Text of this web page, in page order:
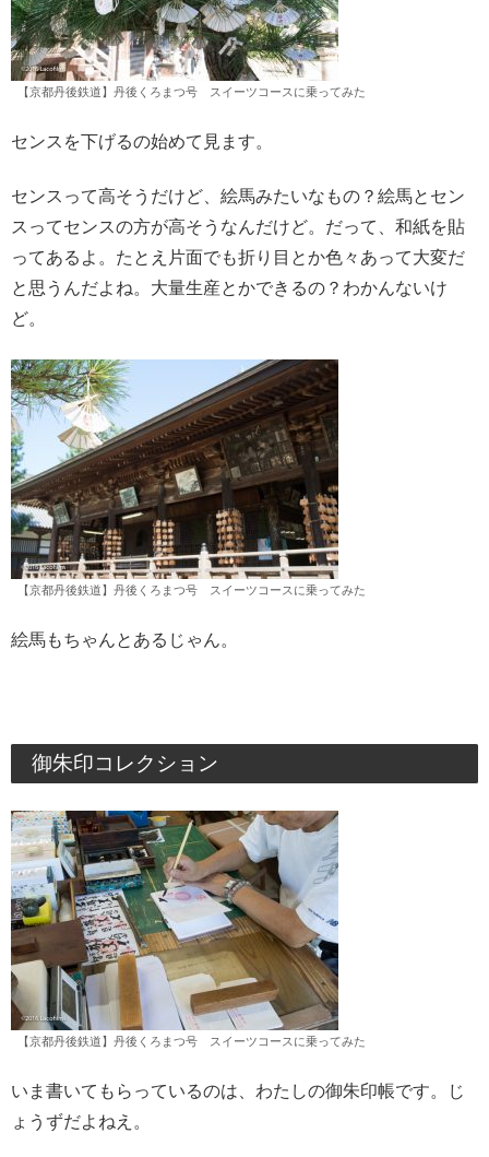
【京都丹後鉄道】丹後くろまつ号 スイーツコースに乗ってみた
センスを下げるの始めて見ます。
センスって高そうだけど、絵馬みたいなもの？絵馬とセン
スってセンスの方が高そうなんだけど。だって、和紙を貼
ってあるよ。たとえ片面でも折り目とか色々あって大変だ
と思うんだよね。大量生産とかできるの？わかんないけ
ど。
【京都丹後鉄道】丹後くろまつ号 スイーツコースに乗ってみた
絵馬もちゃんとあるじゃん。
御朱印コレクション
【京都丹後鉄道】丹後くろまつ号 スイーツコースに乗ってみた
いま書いてもらっているのは、わたしの御朱印帳です。じ
ょうずだよねえ。